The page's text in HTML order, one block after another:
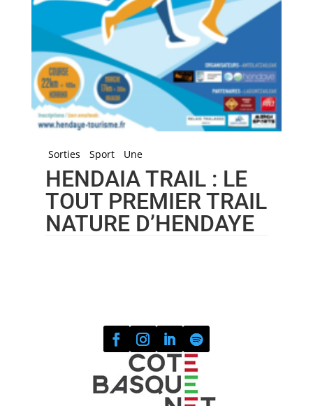
Sorties Sport Une
HENDAIA TRAIL : LE
TOUT PREMIER TRAIL
NATURE D’HENDAYE